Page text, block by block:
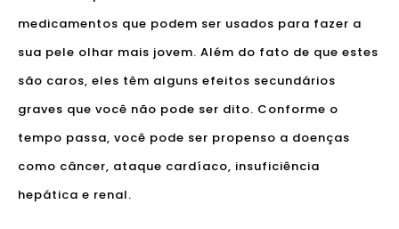
medicamentos que podem ser usados ​​para fazer a
sua pele olhar mais jovem. Além do fato de que estes
são caros, eles têm alguns efeitos secundários
graves que você não pode ser dito. Conforme o
tempo passa, você pode ser propenso a doenças
como câncer, ataque cardíaco, insuficiência
hepática e renal.